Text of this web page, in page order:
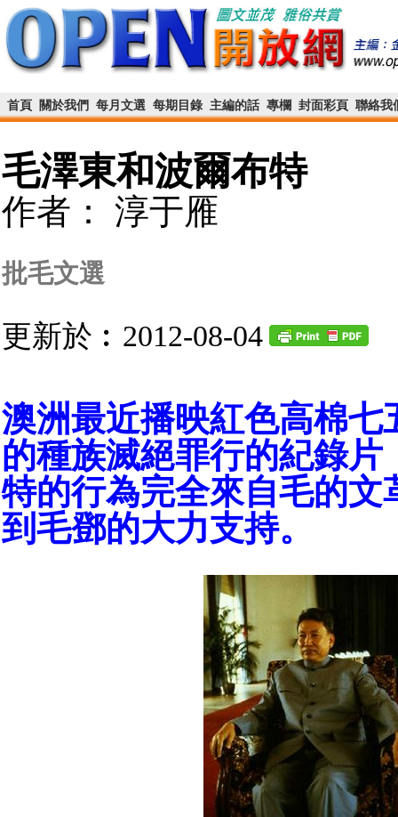
首頁 關於我們 每月文選 每期目錄 主編的話 專欄 封面彩頁 聯絡我
毛澤東和波爾布特
作者： 淳于雁
批毛文選
更新於︰2012-08-04
澳洲最近播映紅色高棉七
的種族滅絕罪行的紀錄片
特的行為完全來自毛的文
到毛鄧的大力支持。